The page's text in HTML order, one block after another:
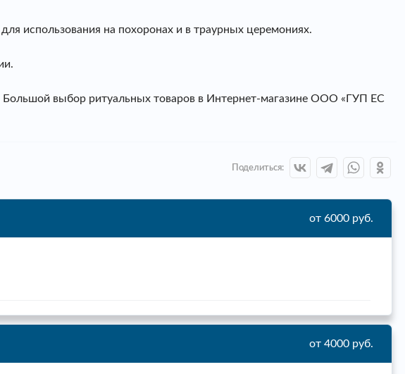
использования на похоронах и в траурных церемониях.
выбор ритуальных товаров в Интернет-магазине ООО «ГУП ЕС
Поделиться:
от 6000 руб.
от 4000 руб.